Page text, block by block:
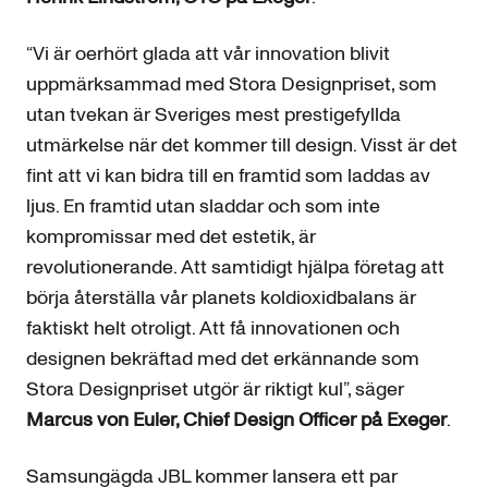
“Vi är oerhört glada att vår innovation blivit
uppmärksammad med Stora Designpriset, som
utan tvekan är Sveriges mest prestigefyllda
utmärkelse när det kommer till design. Visst är det
fint att vi kan bidra till en framtid som laddas av
ljus. En framtid utan sladdar och som inte
kompromissar med det estetik, är
revolutionerande. Att samtidigt hjälpa företag att
börja återställa vår planets koldioxidbalans är
faktiskt helt otroligt. Att få innovationen och
designen bekräftad med det erkännande som
Stora Designpriset utgör är riktigt kul”, säger
Marcus von Euler, Chief Design Officer på Exeger.
Samsungägda JBL kommer lansera ett par